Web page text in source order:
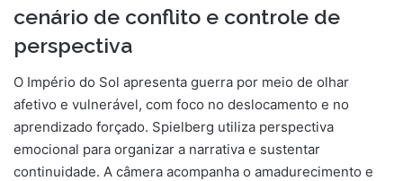
cenário de conflito e controle de
perspectiva
O Império do Sol apresenta guerra por meio de olhar
afetivo e vulnerável, com foco no deslocamento e no
aprendizado forçado. Spielberg utiliza perspectiva
emocional para organizar a narrativa e sustentar
continuidade. A câmera acompanha o amadurecimento e